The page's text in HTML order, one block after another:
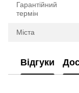
Гарантійний
термін
Міста
Відгуки